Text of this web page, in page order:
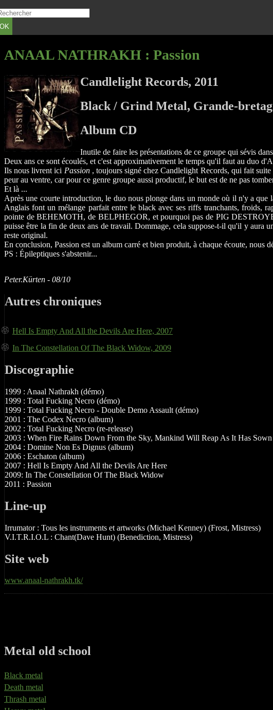
OK
ANAAL NATHRAKH : Passion
Candlelight Records, 2011
Black / Grind Metal, Grande-
Album CD
Inutile de faire les présentations de ce groupe qui sévis
Deux ans ce sont écoulés, et c'est approximativement le temps qu'il faut au duo
Ils nous livrent ici Passion, toujours signé chez Candlelight Records, qui fait suite
peur au ventre, car pour ce genre groupe aussi productif, le but est de ne pas
Et là ...
Après une courte introduction, le duo nous plonge dans un monde où il n'y a
Anglais font un mélange parfait entre le black avec ses riffs tranchants, froids,
pointe de BEHEMOTH, de BELPHEGOR, et pourquoi pas de PIG
puisse être la fin de deux ans de travail. Dommage, cela suppose-t-il qu'il y aura
reste original.
En conclusion, Passion est un album carré et bien produit, à chaque écoute, nous
PS : Épileptiques s'abstenir...
Peter.Kürten - 08/10
Autres chroniques
Hell Is Empty And All the Devils Are Here, 2007
In The Constellation Of The Black Widow, 2009
Discographie
1999 : Anaal Nathrakh (démo)
1999 : Total Fucking Necro (démo)
1999 : Total Fucking Necro - Double Demo Assault (démo)
2001 : The Codex Necro (album)
2002 : Total Fucking Necro (re-release)
2003 : When Fire Rains Down From the Sky, Mankind Will Reap As It Has
2004 : Domine Non Es Dignus (album)
2006 : Eschaton (album)
2007 : Hell Is Empty And All the Devils Are Here
2009: In The Constellation Of The Black Widow
2011 : Passion
Line-up
Irrumator : Tous les instruments et artworks (Michael Kenney) (Frost, Mistress)
V.I.T.R.I.O.L : Chant(Dave Hunt) (Benediction, Mistress)
Site web
www.anaal-nathrakh.tk/
Metal old school
Black metal
Death metal
Thrash metal